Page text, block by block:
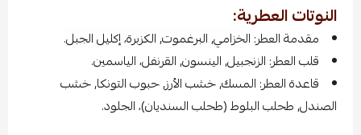
النوتات العطرية:
مقدمة العطر: الخزامي, البرغموت, الكزبرة، إكليل الجبل.
قلب العطر: الزنجبيل, الينسون, القرنفل، الياسمين.
قاعدة العطر: المسك, خشب الأرز, حبوب التونكا, خشب
الصندل, طحلب البلوط (طحلب السنديان)، الجلود.